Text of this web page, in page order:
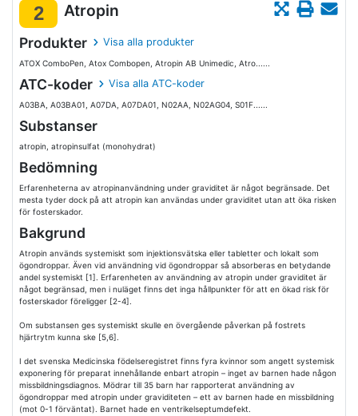
2 Atropin
Produkter Visa alla produkter
ATOX ComboPen, Atox Combopen, Atropin AB Unimedic, Atro......
ATC-koder Visa alla ATC-koder
A03BA, A03BA01, A07DA, A07DA01, N02AA, N02AG04, S01F......
Substanser
atropin, atropinsulfat (monohydrat)
Bedömning
Erfarenheterna av atropinanvändning under graviditet är något begränsade. Det
mesta tyder dock på att atropin kan användas under graviditet utan att öka risken
för fosterskador.
Bakgrund
Atropin används systemiskt som injektionsvätska eller tabletter och lokalt som
ögondroppar. Även vid användning vid ögondroppar så absorberas en betydande
andel systemiskt [1]. Erfarenheten av användning av atropin under graviditet är
något begränsad, men i nuläget finns det inga hållpunkter för att en ökad risk för
fosterskador föreligger [2-4].
Om substansen ges systemiskt skulle en övergående påverkan på fostrets
hjärtrytm kunna ske [5,6].
I det svenska Medicinska födelseregistret finns fyra kvinnor som angett systemisk
exponering för preparat innehållande enbart atropin – inget av barnen hade någon
missbildningsdiagnos. Mödrar till 35 barn har rapporterat användning av
ögondroppar med atropin under graviditeten – ett av barnen hade en missbildning
(mot 0-1 förväntat). Barnet hade en ventrikelseptumdefekt.